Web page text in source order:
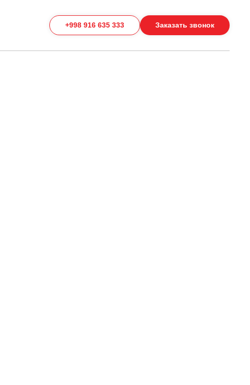
+998 916 635 333 Заказать звонок